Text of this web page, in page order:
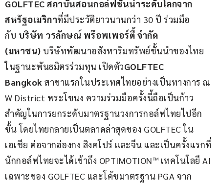
GOLFTEC สถาบันสอนกอล์ฟชั้นนำระดับโลกจาก
สหรัฐอเมริกาที่มีประวัติยาวนานกว่า 30 ปี ร่วมมือ
กับ บริษัท วรลักษณ์ พร๊อพเพอร์ตี้ จำกัด
(มหาชน) บริษัทพัฒนาอสังหาริมทรัพย์ชั้นนำของไทย
ในฐานะพันธมิตรร่วมทุน เปิดตัวGOLFTEC
Bangkok สาขาแรกในประเทศไทยอย่างเป็นทางการ ณ
W District พระโขนง ความร่วมมือครั้งนี้ถือเป็นก้าว
สำคัญในการยกระดับมาตรฐานวงการกอล์ฟไทยไปอีก
ขั้น โดยไทยกลายเป็นตลาดล่าสุดของ GOLFTEC ใน
เอเชีย ต่อจากฮ่องกง สิงคโปร์ และจีน และเป็นครั้งแรกที่
นักกอล์ฟไทยจะได้เข้าถึง OPTIMOTION™ เทคโนโลยี AI
เฉพาะของ GOLFTEC และโค้ชมาตรฐาน PGA จาก